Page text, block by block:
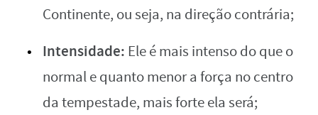
Continente, ou seja, na direção contrária;
Intensidade: Ele é mais intenso do que o
normal e quanto menor a força no centro
da tempestade, mais forte ela será;